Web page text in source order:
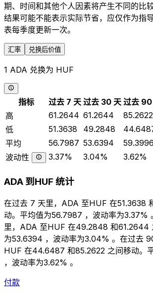
期、时间和其他个人因素将产生不同的比
结果可能不能表示实际节省，应仅作为指
表每季度更新一次。
汇率 兑换后价值
1 ADA 兑换为 HUF
指标 过去 7 天 过去 30 天 过去
高
61.2644 61.2644
85.2622
低
51.3638 49.2848
平均
56.7987 53.6394
59.3996
波动性
3.37% 3.04% 3.62%
ADA 到HUF 统计
在过去 7 天里，ADA 至HUF 在51.3638
动。平均值为56.7987 ，波动率为3.37%
里，ADA 至HUF 在49.2848 和61.2644
为53.6394 ，波动率为3.04% 。在过去
HUF 在44.6487 和85.2622 之间移动。
，波动率为3.62% 。
付款